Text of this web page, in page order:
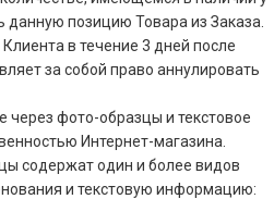
данную позицию Товара из Заказа.
в течение 3 дней после
за собой право аннулировать
через фото-образцы и текстовое
Интернет-магазина.
содержат один и более видов
и текстовую информацию: